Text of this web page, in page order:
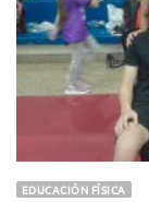
EDUCACIÓN FÍSICA